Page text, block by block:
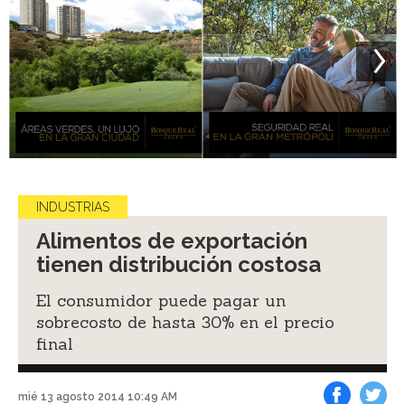
INDUSTRIAS
Alimentos de exportación
tienen distribución costosa
El consumidor puede pagar un
sobrecosto de hasta 30% en el precio
final
mié 13 agosto 2014 10:49 AM